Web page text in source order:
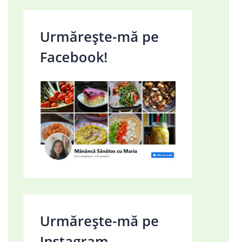
Urmărește-mă pe
Facebook!
Urmărește-mă pe